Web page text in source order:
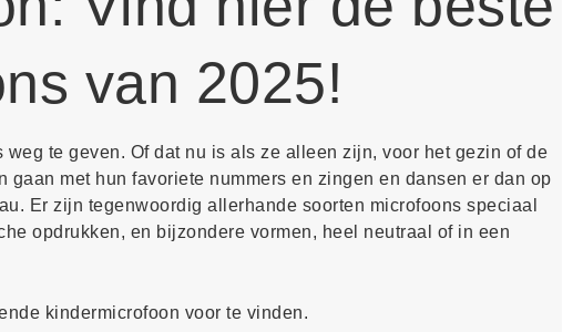
van 2025!
te geven. Of dat nu is als ze alleen zijn, voor het gezin of de
met hun favoriete nummers en zingen en dansen er dan op
Er zijn tegenwoordig allerhande soorten microfoons speciaal
opdrukken, en bijzondere vormen, heel neutraal of in een
kindermicrofoon voor te vinden.